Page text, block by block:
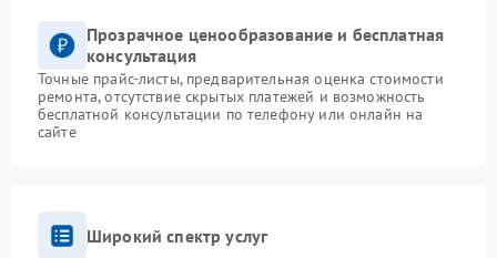
Прозрачное ценообразование и бесплатная
консультация
Точные прайс-листы, предварительная оценка стоимости
ремонта, отсутствие скрытых платежей и возможность
бесплатной консультации по телефону или онлайн на
сайте
Широкий спектр услуг